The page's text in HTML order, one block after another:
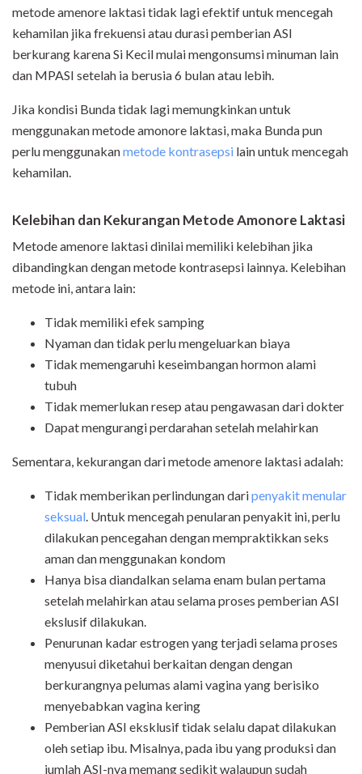
metode amenore laktasi tidak lagi efektif untuk mencegah
kehamilan jika frekuensi atau durasi pemberian ASI
berkurang karena Si Kecil mulai mengonsumsi minuman lain
dan MPASI setelah ia berusia 6 bulan atau lebih.
Jika kondisi Bunda tidak lagi memungkinkan untuk
menggunakan metode amonore laktasi, maka Bunda pun
perlu menggunakanmetode kontrasepsi lain untuk mencegah
kehamilan.
Kelebihan dan Kekurangan Metode Amonore Laktasi
Metode amenore laktasi dinilai memiliki kelebihan jika
dibandingkan dengan metode kontrasepsi lainnya. Kelebihan
metode ini, antara lain:
Tidak memiliki efek samping
Nyaman dan tidak perlu mengeluarkan biaya
Tidak memengaruhi keseimbangan hormon alami
tubuh
Tidak memerlukan resep atau pengawasan dari dokter
Dapat mengurangi perdarahan setelah melahirkan
Sementara, kekurangan dari metode amenore laktasi adalah:
Tidak memberikan perlindungan daripenyakit menular
seksual. Untuk mencegah penularan penyakit ini, perlu
dilakukan pencegahan dengan mempraktikkan seks
aman dan menggunakan kondom
Hanya bisa diandalkan selama enam bulan pertama
setelah melahirkan atau selama proses pemberian ASI
ekslusif dilakukan.
Penurunan kadar estrogen yang terjadi selama proses
menyusui diketahui berkaitan dengan dengan
berkurangnya pelumas alami vagina yang berisiko
menyebabkan vagina kering
Pemberian ASI eksklusif tidak selalu dapat dilakukan
oleh setiap ibu. Misalnya, pada ibu yang produksi dan
jumlah ASI-nya memang sedikit walaupun sudah